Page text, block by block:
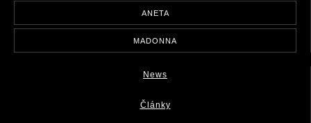
ANETA
MADONNA
News
Články